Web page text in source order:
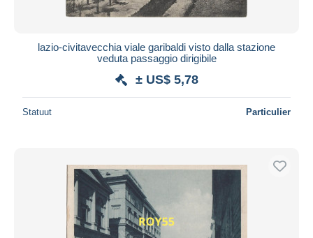
lazio-civitavecchia viale garibaldi visto dalla stazione
veduta passaggio dirigibile
± US$ 5,78
Statuut Particulier